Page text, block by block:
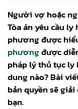
Người vợ hoặc
Tòa án yêu cầu
phương được
phươngđược
pháp lý thủ tục
dung nào? Bài
bản quyền sẽ
bạn.